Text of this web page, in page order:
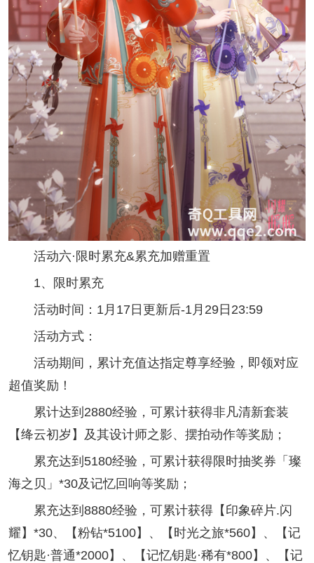
活动六·限时累充&累充加赠重置
1、限时累充
活动时间：1月17日更新后-1月29日23:59
活动方式：
活动期间，累计充值达指定尊享经验，即领对应
超值奖励！
累计达到2880经验，可累计获得非凡清新套装
【绛云初岁】及其设计师之影、摆拍动作等奖励；
累充达到5180经验，可累计获得限时抽奖券「璨
海之贝」*30及记忆回响等奖励；
累充达到8880经验，可累计获得【印象碎片.闪
耀】*30、【粉钻*5100】、【时光之旅*560】、【记
忆钥匙·普通*2000】、【记忆钥匙·稀有*800】、【记